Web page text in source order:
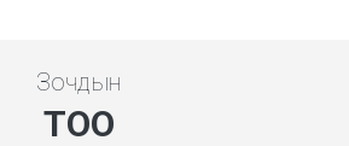
Зочдын
ТОО